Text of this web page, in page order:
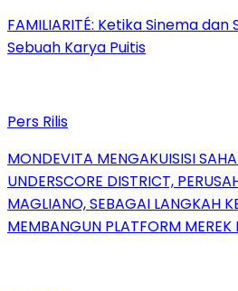
FAMILIARITÉ: Ketika Sinema
Sebuah Karya Puitis
Pers Rilis
MONDEVITA MENGAKUISISI
UNDERSCORE DISTRICT,
MAGLIANO, SEBAGAI LANGKAH
MEMBANGUN PLATFORM